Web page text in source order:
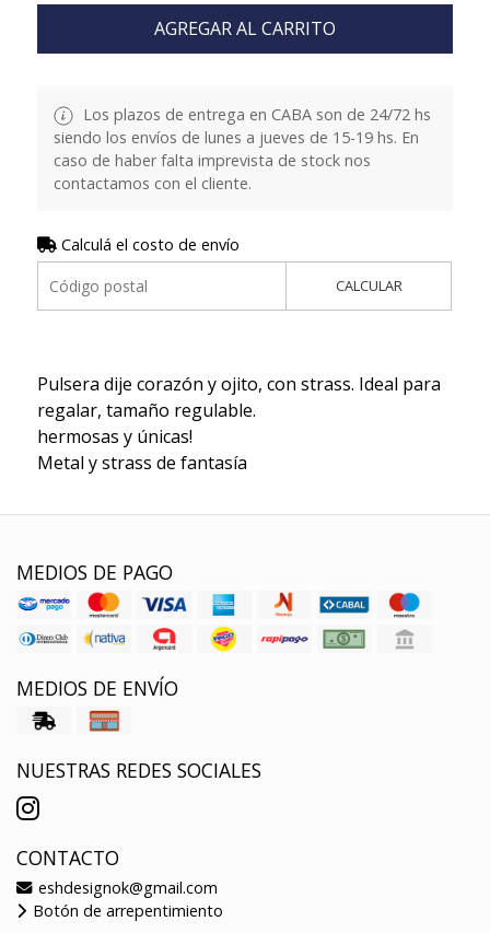
AGREGAR AL CARRITO
Los plazos de entrega en CABA son de 24/72 hs
siendo los envíos de lunes a jueves de 15-19 hs. En
caso de haber falta imprevista de stock nos
contactamos con el cliente.
Calculá el costo de envío
CALCULAR
Pulsera dije corazón y ojito, con strass. Ideal para
regalar, tamaño regulable.
hermosas y únicas!
Metal y strass de fantasía
MEDIOS DE PAGO
MEDIOS DE ENVÍO
NUESTRAS REDES SOCIALES
CONTACTO
eshdesignok@gmail.com
Botón de arrepentimiento